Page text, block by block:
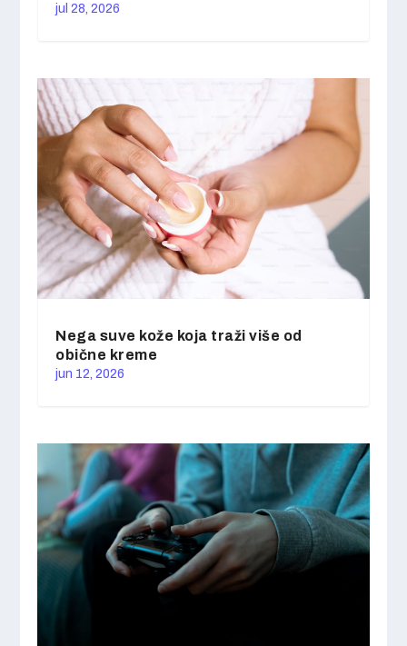
jul 28, 2026
Nega suve kože koja traži više od
obične kreme
jun 12, 2026